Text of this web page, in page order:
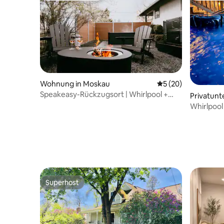
Wohnung in Moskau Durchschnittliche
5 (20)
Speakeasy-Rückzugsort | Whirlpool +
Whirlpool
Superhost
Superhost